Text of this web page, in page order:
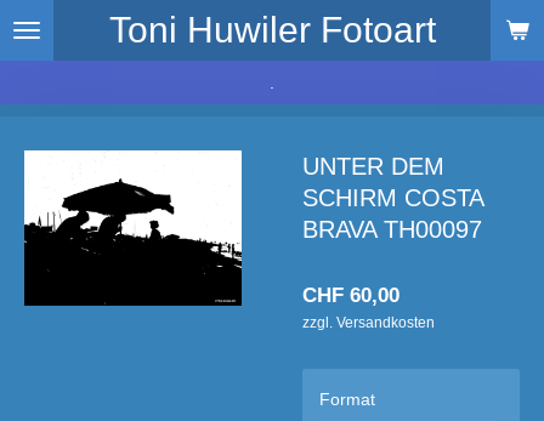
Zum
Toni Huwiler Fotoart
UNTER DEM
SCHIRM COSTA
BRAVA TH00097
CHF 60,00
zzgl. Versandkosten
Format